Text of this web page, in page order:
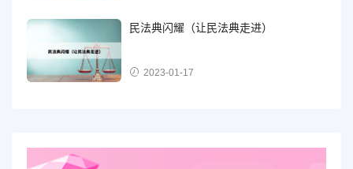
民法典闪耀（让民法典走进）
2023-01-17